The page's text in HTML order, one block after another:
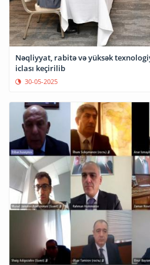
Nəqliyyat, rabitə və yüksək
iclası keçirilib
30-05-2025